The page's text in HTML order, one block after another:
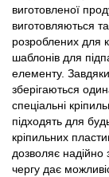
виготовленої
виготовляються
розроблених для
шаблонів для
елементу.
зберігаються
спеціальні
підходять для
кріпильних
дозволяє
чергу дає